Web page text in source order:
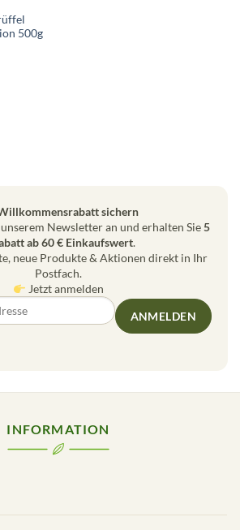
500g
sichern
Newsletter an und erhalten Sie5
ab 60 € Einkaufswert.
neue Produkte & Aktionen direkt in Ihr
Postfach.
Jetzt anmelden
ANMELDEN
INFORMATION